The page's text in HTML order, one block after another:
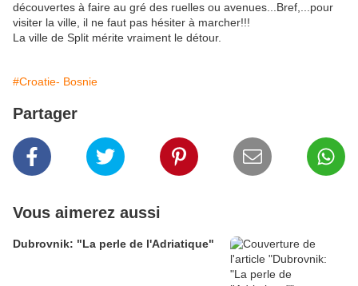
découvertes à faire au gré des ruelles ou avenues...Bref,...pour
visiter la ville, il ne faut pas hésiter à marcher!!!
La ville de Split mérite vraiment le détour.
#Croatie- Bosnie
Partager
Vous aimerez aussi
Dubrovnik: "La perle de l'Adriatique"